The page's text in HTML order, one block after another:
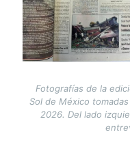
Fotografías de la
Sol de México
2026. Del lado